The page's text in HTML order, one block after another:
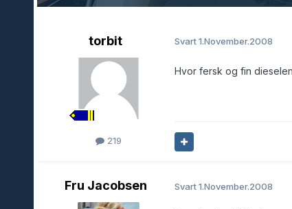
torbit
219
Svart1.November.2008
Hvor fersk og fin
Fru Jacobsen Svart1.November.2008